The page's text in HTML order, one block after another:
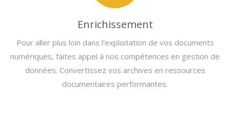
Enrichissement
Pour aller plus loin dans l'exploitation de vos documents
numériques, faites appel à nos compétences en gestion de
données. Convertissez vos archives en ressources
documentaires performantes.